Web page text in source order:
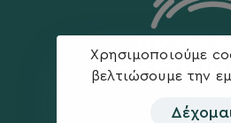
Χρησιμοποιούμε
βελτιώσουμε την